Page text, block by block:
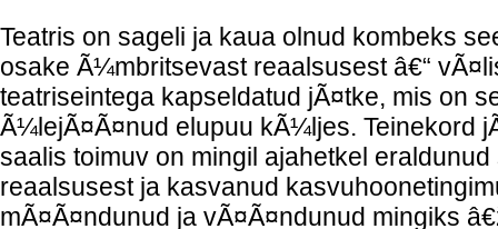
Teatris on sageli ja kaua olnud kombeks
osake Ã¼mbritsevast reaalsusest â€“
teatriseintega kapseldatud jÃ¤tke, mis on
Ã¼lejÃ¤Ã¤nud elupuu kÃ¼ljes. Teinekord
saalis toimuv on mingil ajahetkel eraldunud
reaalsusest ja kasvanud
mÃ¤Ã¤ndunud ja vÃ¤Ã¤ndunud mingiks